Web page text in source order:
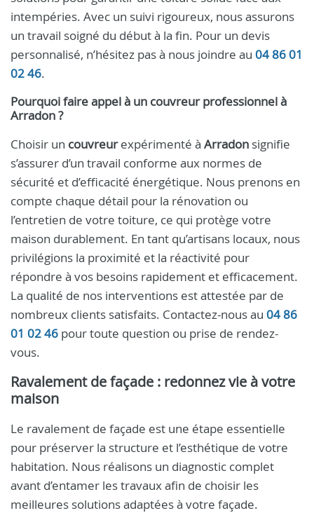
intempéries. Avec un suivi rigoureux, nous assurons
un travail soigné du début à la fin. Pour un devis
personnalisé, n’hésitez pas à nous joindre au 04 86 01
02 46.
Pourquoi faire appel à un couvreurprofessionnel à
Arradon?
Choisir un couvreurexpérimenté à Arradon signifie
s’assurer d’un travail conforme aux normes de
sécurité et d’efficacité énergétique. Nous prenons en
compte chaque détail pour la rénovation ou
l’entretien de votre toiture, ce qui protège votre
maison durablement. En tant qu’artisans locaux, nous
privilégions la proximité et la réactivité pour
répondre à vos besoins rapidement et efficacement.
La qualité de nos interventions est attestée par de
nombreux clients satisfaits. Contactez-nous au 04 86
01 02 46 pour toute question ou prise de rendez-
vous.
Ravalement de façade : redonnez vie à votre
maison
Le ravalement de façade est une étape essentielle
pour préserver la structure et l’esthétique de votre
habitation. Nous réalisons un diagnostic complet
avant d’entamer les travaux afin de choisir les
meilleures solutions adaptées à votre façade.